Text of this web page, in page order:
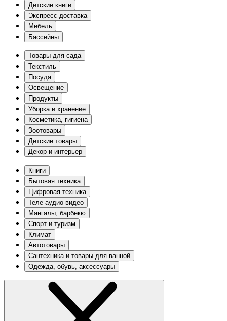
Детские книги
Экспресс-доставка
Мебель
Бассейны
Товары для сада
Текстиль
Посуда
Освещение
Продукты
Уборка и хранение
Косметика, гигиена
Зоотовары
Детские товары
Декор и интерьер
Книги
Бытовая техника
Цифровая техника
Теле-аудио-видео
Мангалы, барбекю
Спорт и туризм
Климат
Автотовары
Сантехника и товары для ванной
Одежда, обувь, аксессуары